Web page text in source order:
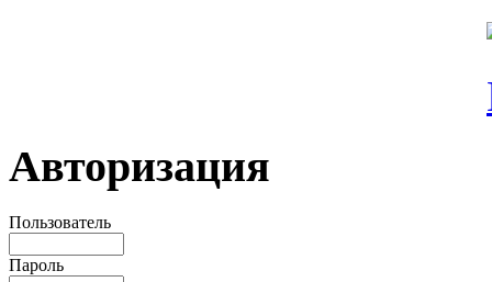
Авторизация
Пользователь
Пароль